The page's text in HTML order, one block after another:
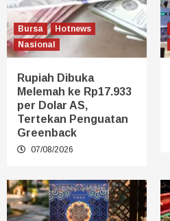
Bursa
Hotnews
Nasional
Rupiah Dibuka
Melemah ke Rp17.933
per Dolar AS,
Tertekan Penguatan
Greenback
07/08/2026